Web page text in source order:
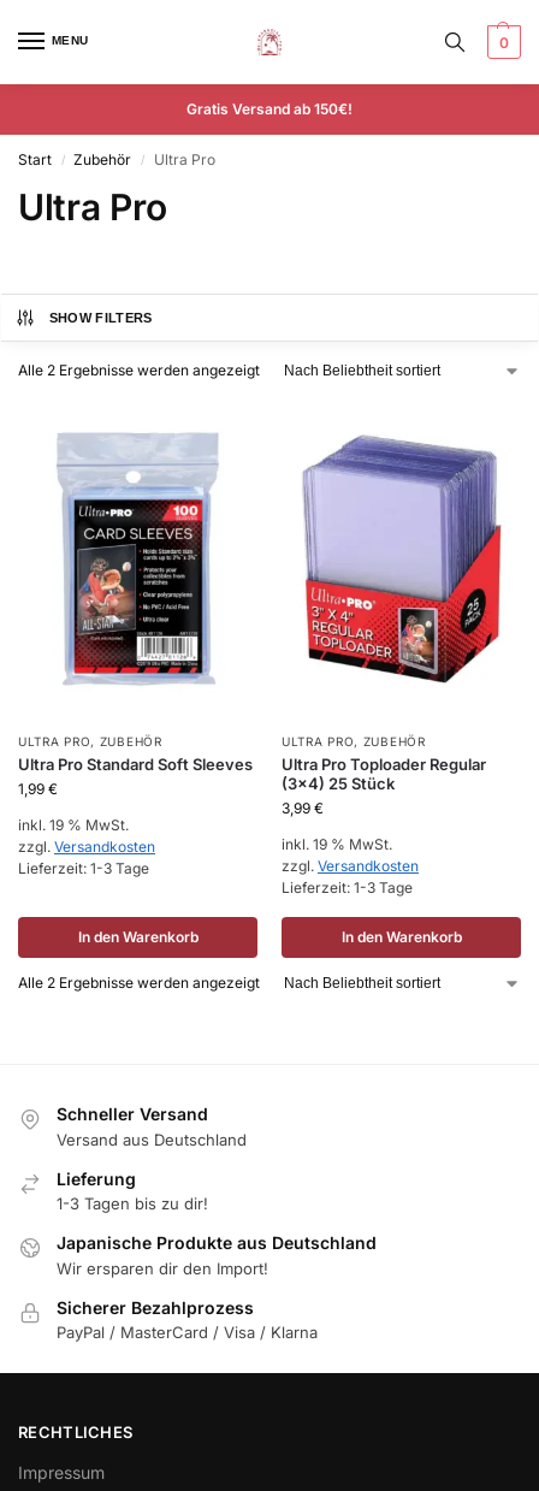
MENU 0
Gratis Versand ab 150€!
Start / Zubehör / Ultra Pro
Ultra Pro
SHOW FILTERS
Alle 2 Ergebnisse werden angezeigt
ULTRA PRO, ZUBEHÖR
Ultra Pro Standard Soft Sleeves
1,99 €
inkl. 19 % MwSt.
zzgl. Versandkosten
Lieferzeit: 1-3 Tage
In den Warenkorb
ULTRA PRO, ZUBEHÖR
Ultra Pro Toploader Regular
(3×4) 25 Stück
3,99 €
inkl. 19 % MwSt.
zzgl. Versandkosten
Lieferzeit: 1-3 Tage
In den Warenkorb
Alle 2 Ergebnisse werden angezeigt
Schneller Versand
Versand aus Deutschland
Lieferung
1-3 Tagen bis zu dir!
Japanische Produkte aus Deutschland
Wir ersparen dir den Import!
Sicherer Bezahlprozess
PayPal / MasterCard / Visa / Klarna
RECHTLICHES
Impressum